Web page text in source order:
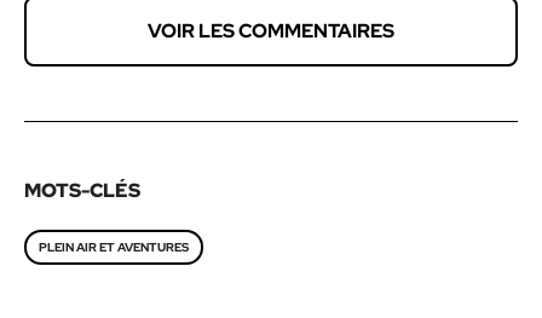
VOIR LES COMMENTAIRES
MOTS-CLÉS
PLEIN AIR ET AVENTURES